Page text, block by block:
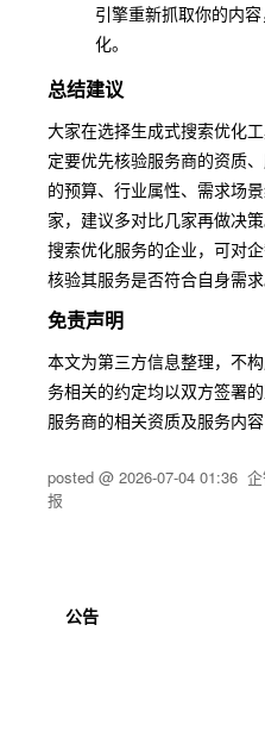
引擎重新抓取你的内
化。
总结建议
大家在选择生成式搜索优化
定要优先核验服务商的资质
的预算、行业属性、需求场
家，建议多对比几家再做决
搜索优化服务的企业，可对
核验其服务是否符合自身需求
免责声明
本文为第三方信息整理，不
务相关的约定均以双方签署
服务商的相关资质及服务内
posted @ 2026-07-04 01:36
报
公告